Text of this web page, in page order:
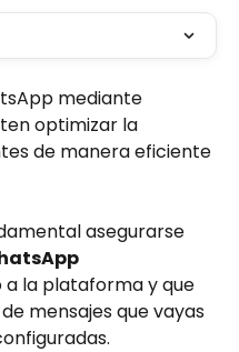
mediante
optimizar la
de manera eficiente
asegurarse
la plataforma y que
de mensajes que vayas